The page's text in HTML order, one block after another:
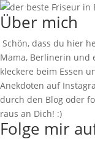
Über mich
Schön, dass du hier
Mama, Berlinerin und
kleckere beim Essen
Anekdoten auf
durch den Blog oder
raus an Dich! :)
Folge mir